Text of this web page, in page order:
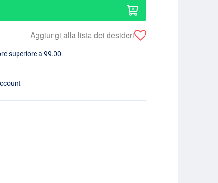
Aggiungi alla lista dei desideri
superiore a 99.00